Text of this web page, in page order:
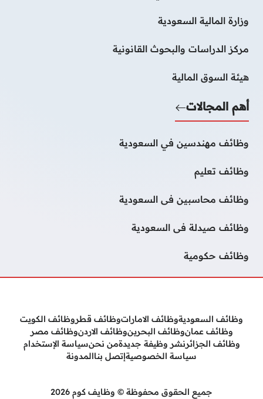
وزارة المالية السعودية
مركز الدراسات والبحوث القانونية
هيئة السوق المالية
أهم المجالات
وظائف مهندسين في السعودية
وظائف تعليم
وظائف محاسبين فى السعودية
وظائف صيدلة فى السعودية
وظائف حكومية
وظائف السعوديةوظائف الاماراتوظائف قطروظائف الكويت
وظائف عمانوظائف البحرينوظائف الاردنوظائف مصر
وظائف الجزائرنشر وظيفة جديدةمن نحنسياسة الإستخدام
سياسة الخصوصيةإتصل بناالمدونة
جميع الحقوق محفوظة © وظايف كوم 2026